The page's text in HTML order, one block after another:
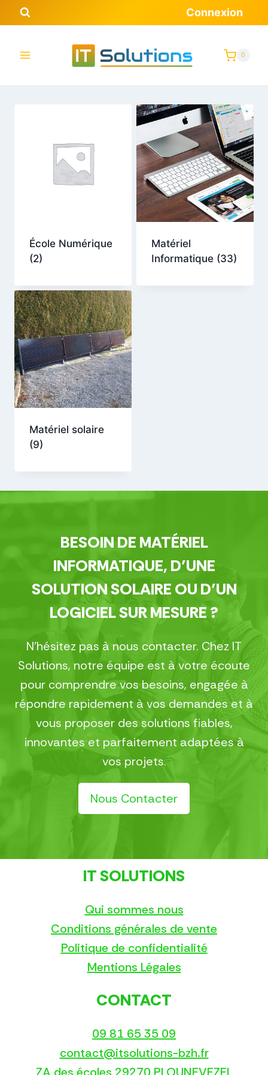
Aller
au
Connexion
0
École Numérique
(2)
Matériel
Informatique (33)
Matériel solaire
(9)
BESOIN DE MATÉRIEL
INFORMATIQUE, D’UNE
SOLUTION SOLAIRE OU D’UN
LOGICIEL SUR MESURE ?
N’hésitez pas à nous contacter. Chez IT
Solutions, notre équipe est à votre écoute
pour comprendre vos besoins, engagée à
répondre rapidement à vos demandes et à
vous proposer des solutions fiables,
innovantes et parfaitement adaptées à
vos projets.
Nous Contacter
IT SOLUTIONS
Qui sommes nous
Conditions générales de vente
Politique de confidentialité
Mentions Légales
CONTACT
09 81 65 35 09
contact@itsolutions-bzh.fr